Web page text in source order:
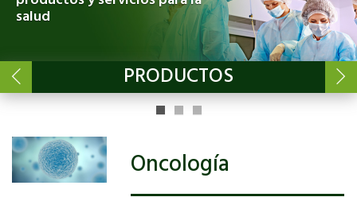
salud
PRODUCTOS
Oncología